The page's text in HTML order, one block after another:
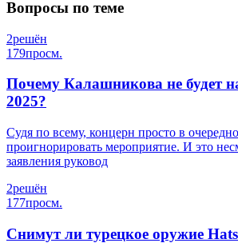
Вопросы по теме
2решён
179просм.
Почему Калашникова не будет
2025?
Судя по всему, концерн просто в
проигнорировать мероприятие. И это
заявления руковод
2решён
177просм.
Снимут ли турецкое оружие